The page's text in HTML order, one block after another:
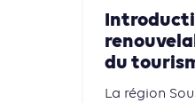
du
La région